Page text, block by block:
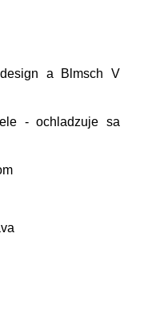
a Blmsch V
- ochladzuje sa